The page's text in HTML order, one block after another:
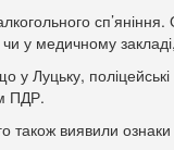
чи у медичному
Луцьку,
ПДР.
також виявили ознаки